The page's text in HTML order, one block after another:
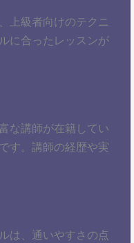
上級者向けのテクニ
に合ったレッスンが
な講師が在籍してい
す。講師の経歴や実
は、通いやすさの点